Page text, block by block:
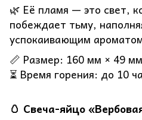
🌿 Её пламя — это свет,
побеждает тьму,
успокаивающим
📏 Размер: 160 мм × 49 мм
⏳ Время горения: до 10
🥚 Свеча-яйцо